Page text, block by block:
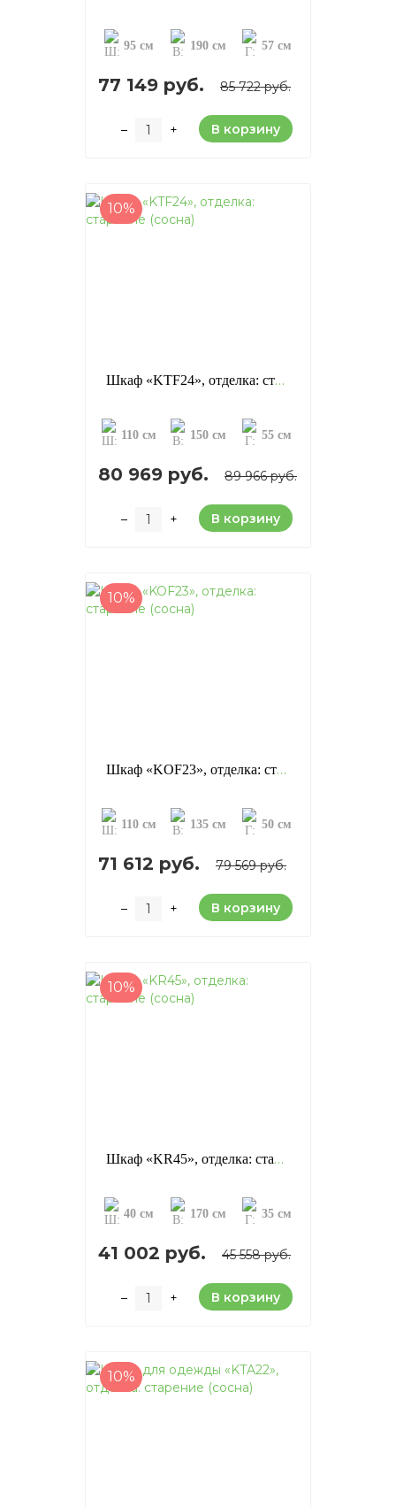
95 см 190 см 57 см
77 149 руб. 85 722 руб.
– + В корзину
10%
Шкаф «KTF24», отделка: старение (сосна)
110 см 150 см 55 см
80 969 руб. 89 966 руб.
– + В корзину
10%
Шкаф «KOF23», отделка: старение (сосна)
110 см 135 см 50 см
71 612 руб. 79 569 руб.
– + В корзину
10%
Шкаф «KR45», отделка: старение (сосна)
40 см 170 см 35 см
41 002 руб. 45 558 руб.
– + В корзину
10%